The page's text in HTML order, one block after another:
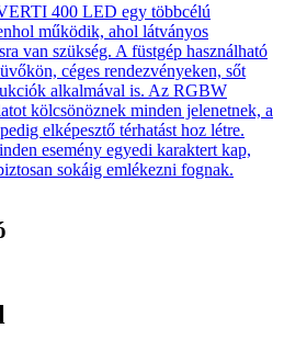
400 LED egy többcélú
működik, ahol látványos
van szükség. A füstgép használható
céges rendezvényeken, sőt
alkalmával is. Az RGBW
kölcsönöznek minden jelenetnek, a
elképesztő térhatást hoz létre.
esemény egyedi karaktert kap,
sokáig emlékezni fognak.